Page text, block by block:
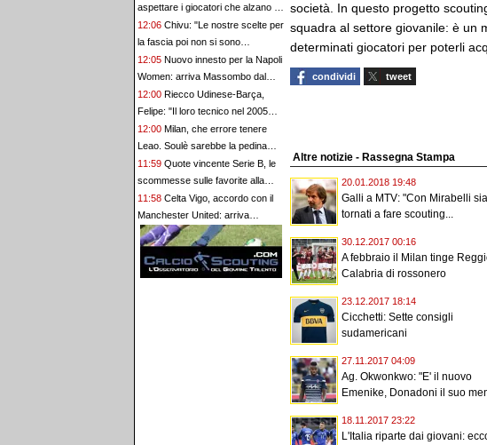
aspettare i giocatori che alzano il
livello che prender gente per fare
numero"
12:06 Chivu: "Le nostre scelte per
la fascia poi non si sono
concretizzate". Le parole sul
mercato Inter
12:05 Nuovo innesto per la Napoli
Women: arriva Massombo dal
Fenerbahçe
12:00 Riecco Udinese-Barça,
Felipe: "Il loro tecnico nel 2005
disse: 'Stupidi, perché
attaccarci?'"
12:00 Milan, che errore tenere
Leao. Soulè sarebbe la pedina
giusta per Amorim. Vlahovic e
Lukaku che addio triste alla A. Pio
Esposito può spostare il valore
dell’Inter. Cosa chiedo a Zola
11:59 Quote vincente Serie B, le
scommesse sulle favorite alla
promozione
11:58 Celta Vigo, accordo con il
Manchester United: arriva
l'esperto Altay Bayindir
società. In questo progetto
squadra al settore giovanile: è un
determinati giocatori per poterli
condividi tweet
Altre notizie - Rassegna Stampa
20.01.2018 19:48
Galli a MTV: "Con Mirabelli
tornati a fare scouting...
30.12.2017 00:16
A febbraio il Milan tinge
Calabria di rossonero
23.12.2017 18:14
Cicchetti: Sette consigli
sudamericani
27.11.2017 04:09
Ag. Okwonkwo: "E' il nuovo
Emenike, Donadoni il suo
18.11.2017 23:22
L'Italia riparte dai giovani: